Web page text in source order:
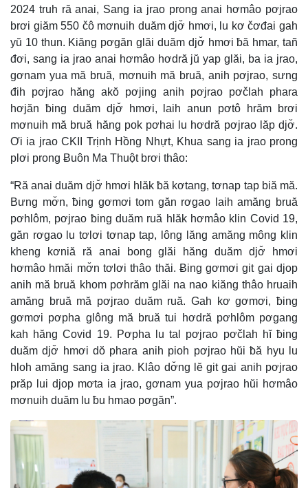
2024 truh ră anai, Sang ia jrao prong anai hơmâo pơjrao
brơi giăm 550 čô mơnuih duăm djơ̆ hmơi, lu kơ čơđai gah
yŭ 10 thun. Kiăng pơgăn glăi duăm djơ̆ hmơi ƀă hmar, tañ
đơi, sang ia jrao anai hơmâo hơdră jŭ yap glăi, ba ia jrao,
gơnam yua mă bruă, mơnuih mă bruă, anih pơjrao, sưng
đih pơjrao hăng akŏ pơjing anih pơjrao pơčlah phara
hơjăn ƀing duăm djơ̆ hmơi, laih anun pơtô hrăm brơi
mơnuih mă bruă hăng pok pơhai lu hơdră pơjrao lăp djơ̆.
Ơi ia jrao CKII Trịnh Hồng Nhựt, Khua sang ia jrao prong
plơi prong Ƀuôn Ma Thuột brơi thâo:
“Ră anai duăm djơ̆ hmơi hlăk ƀă kơtang, tơnap tap biă mă.
Bưng mơ̆n, ƀing gơmơi tom găn rơgao laih amăng bruă
pơhlôm, pơjrao ƀing duăm ruă hlăk hơmâo klin Covid 19,
găn rơgao lu tơlơi tơnap tap, lông lăng amăng mông klin
kheng kơniă ră anai bong glăi hăng duăm djơ̆ hmơi
hơmâo hmăi mơ̆n tơlơi thâo thăi. Ƀing gơmơi git gai djop
anih mă bruă khom pơhrăm glăi na nao kiăng thâo hruaih
amăng bruă mă pơjrao duăm ruă. Gah kơ gơmơi, ƀing
gơmơi pơpha glông mă bruă tui hơdră pơhlôm pơgang
kah hăng Covid 19. Pơpha lu tal pơjrao pơčlah hĭ ƀing
duăm djơ̆ hmơi dŏ phara anih pioh pơjrao hŭi ƀă hyu lu
hloh amăng sang ia jrao. Klâo dơ̆ng lĕ git gai anih pơjrao
prăp lui djop mơta ia jrao, gơnam yua pơjrao hŭi hơmâo
mơnuih duăm lu ƀu hmao pơgăn”.